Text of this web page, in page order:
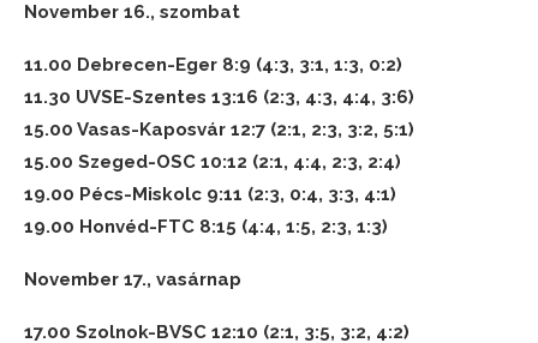
November 16., szombat
11.00 Debrecen-Eger 8:9 (4:3, 3:1, 1:3, 0:2)
11.30 UVSE-Szentes 13:16 (2:3, 4:3, 4:4, 3:6)
15.00 Vasas-Kaposvár 12:7 (2:1, 2:3, 3:2, 5:1)
15.00 Szeged-OSC 10:12 (2:1, 4:4, 2:3, 2:4)
19.00 Pécs-Miskolc 9:11 (2:3, 0:4, 3:3, 4:1)
19.00 Honvéd-FTC 8:15 (4:4, 1:5, 2:3, 1:3)
November 17., vasárnap
17.00 Szolnok-BVSC 12:10 (2:1, 3:5, 3:2, 4:2)